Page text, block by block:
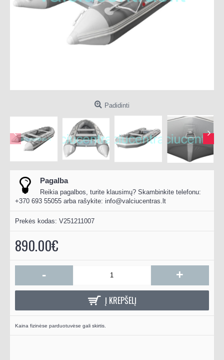
Padidinti
Pagalba
Reikia pagalbos, turite klausimų? Skambinkite telefonu:
+370 693 55055 arba rašykite: info@valciucentras.lt
Prekės kodas: V251211007
890.00€
- +
Į KREPŠELĮ
Kaina fizinėse parduotuvėse gali skirtis.